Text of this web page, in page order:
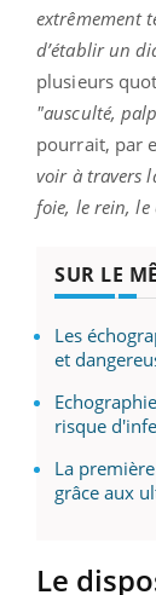
extrêmement
d’établir un
plusieurs
"ausculté,
pourrait, par
voir à travers
foie, le rein,
SUR LE
Les
et
risque
La
grâce aux
Le